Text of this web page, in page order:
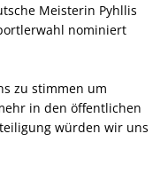
Meisterin Pyhllis
nominiert
zu stimmen um
in den öffentlichen
würden wir uns